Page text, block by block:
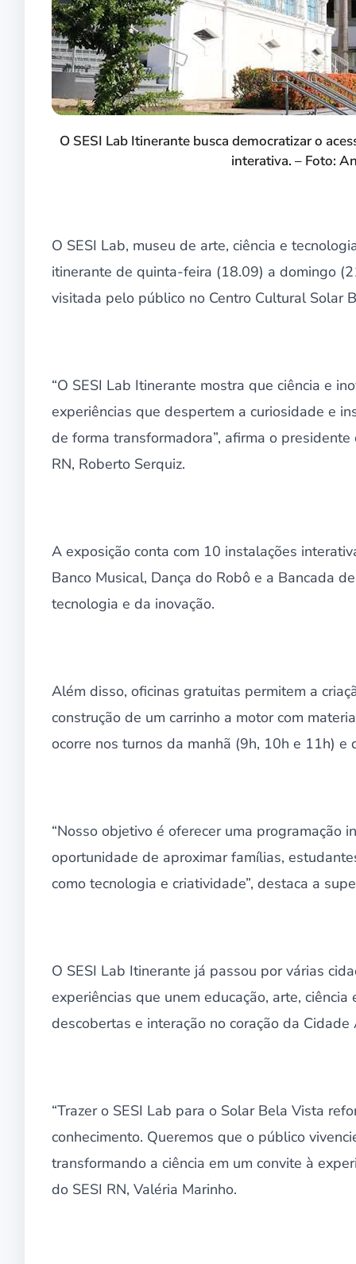
O SESI Lab Itinerante busca democratizar o
interativa. – Foto:
O SESI Lab, museu de arte, ciência e
itinerante de quinta-feira (18.09) a domingo
visitada pelo público no Centro Cultural Solar
“O SESI Lab Itinerante mostra que ciência e
experiências que despertem a curiosidade e
de forma transformadora”, afirma o
RN, Roberto Serquiz.
A exposição conta com 10 instalações
Banco Musical, Dança do Robô e a Bancada
tecnologia e da inovação.
Além disso, oficinas gratuitas permitem a
construção de um carrinho a motor com
ocorre nos turnos da manhã (9h, 10h e 11h)
“Nosso objetivo é oferecer uma programação
oportunidade de aproximar famílias,
como tecnologia e criatividade”, destaca a
O SESI Lab Itinerante já passou por várias
experiências que unem educação, arte,
descobertas e interação no coração da Cidade
“Trazer o SESI Lab para o Solar Bela Vista
conhecimento. Queremos que o público
transformando a ciência em um convite à
do SESI RN, Valéria Marinho.